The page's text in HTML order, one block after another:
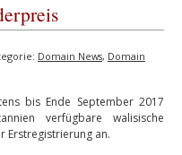
Domain News, Domain
bis Ende September 2017
verfügbare walisische
Erstregistrierung an.